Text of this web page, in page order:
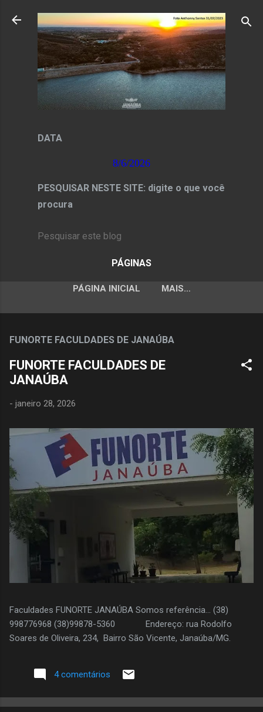
Pular para o conteúdo principal
DATA
8/6/2026
PESQUISAR NESTE SITE: digite o que você
procura
PÁGINAS
PÁGINA INICIAL MAIS…
FUNORTE FACULDADES DE JANAÚBA
FUNORTE FACULDADES DE
JANAÚBA
- janeiro 28, 2026
Faculdades FUNORTE JANAÚBA Somos referência... (38)
998776968 (38)99878-5360 Endereço: rua Rodolfo
Soares de Oliveira, 234, Bairro São Vicente, Janaúba/MG.
4 comentários